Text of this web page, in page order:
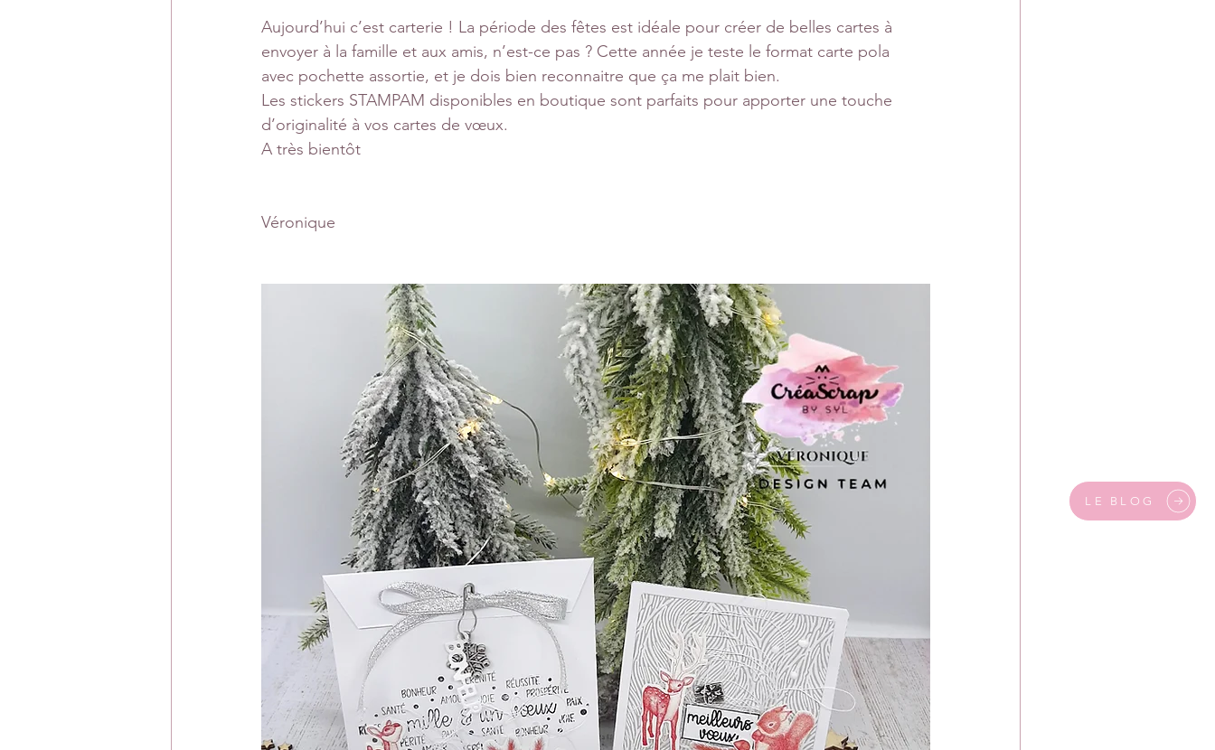
LE BLOG
Aujourd’hui c’est carterie ! La période des fêtes est idéale pour créer de belles cartes à
envoyer à la famille et aux amis, n’est-ce pas ? Cette année je teste le format carte pola
avec pochette assortie, et je dois bien reconnaitre que ça me plait bien.
Les stickers STAMPAM disponibles en boutique sont parfaits pour apporter une touche
d’originalité à vos cartes de vœux.
A très bientôt
Véronique